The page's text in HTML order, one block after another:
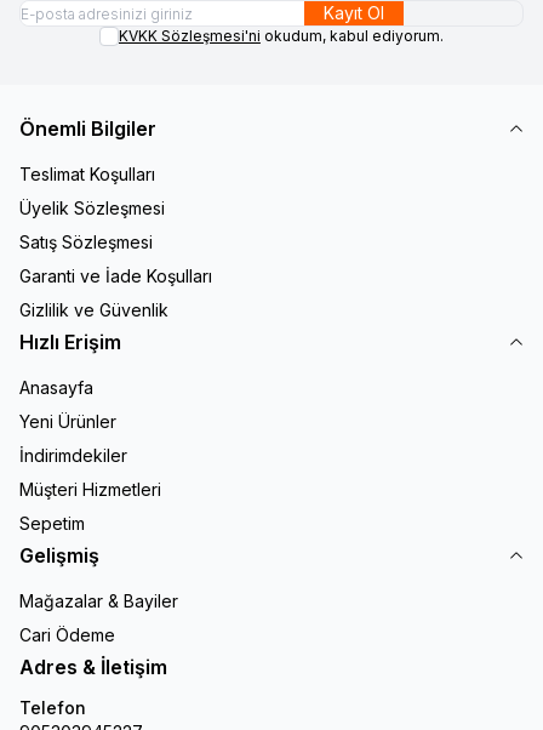
Kayıt Ol
KVKK Sözleşmesi'ni okudum, kabul ediyorum.
Önemli Bilgiler
Teslimat Koşulları
Üyelik Sözleşmesi
Satış Sözleşmesi
Garanti ve İade Koşulları
Gizlilik ve Güvenlik
Hızlı Erişim
Anasayfa
Yeni Ürünler
İndirimdekiler
Müşteri Hizmetleri
Sepetim
Gelişmiş
Mağazalar & Bayiler
Cari Ödeme
Adres & İletişim
Telefon